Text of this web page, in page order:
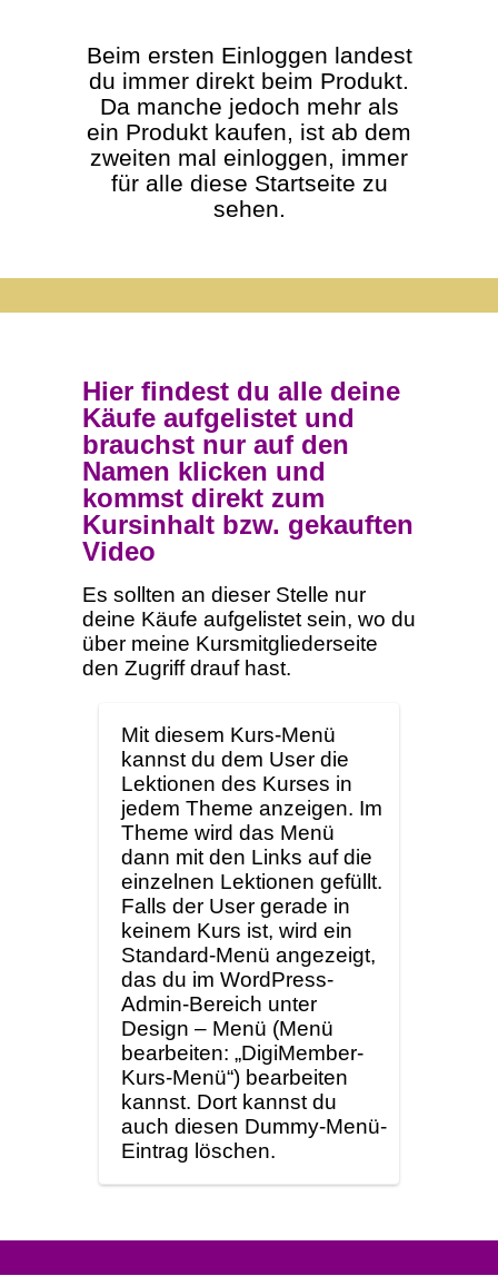
Beim ersten Einloggen landest
du immer direkt beim Produkt.
Da manche jedoch mehr als
ein Produkt kaufen, ist ab dem
zweiten mal einloggen, immer
für alle diese Startseite zu
sehen.
Hier findest du alle deine
Käufe aufgelistet und
brauchst nur auf den
Namen klicken und
kommst direkt zum
Kursinhalt bzw. gekauften
Video
Es sollten an dieser Stelle nur
deine Käufe aufgelistet sein, wo du
über meine Kursmitgliederseite
den Zugriff drauf hast.
Mit diesem Kurs-Menü
kannst du dem User die
Lektionen des Kurses in
jedem Theme anzeigen. Im
Theme wird das Menü
dann mit den Links auf die
einzelnen Lektionen gefüllt.
Falls der User gerade in
keinem Kurs ist, wird ein
Standard-Menü angezeigt,
das du im WordPress-
Admin-Bereich unter
Design – Menü (Menü
bearbeiten: „DigiMember-
Kurs-Menü“) bearbeiten
kannst. Dort kannst du
auch diesen Dummy-Menü-
Eintrag löschen.